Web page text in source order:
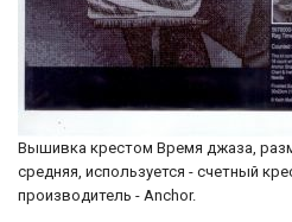
Вышивка крестом Время джаза,
средняя, используется - счетный
производитель - Anchor.